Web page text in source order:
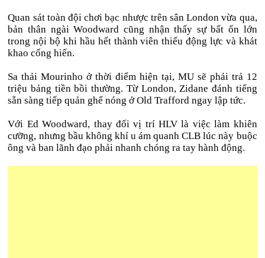
Quan sát toàn đội chơi bạc nhược trên sân London vừa qua,
bản thân ngài Woodward cũng nhận thấy sự bất ổn lớn
trong nội bộ khi hầu hết thành viên thiếu động lực và khát
khao cống hiến.
Sa thải Mourinho ở thời điểm hiện tại, MU sẽ phải trả 12
triệu bảng tiền bồi thường. Từ London, Zidane đánh tiếng
sẵn sàng tiếp quản ghế nóng ở Old Trafford ngay lập tức.
Với Ed Woodward, thay đổi vị trí HLV là việc làm khiên
cưỡng, nhưng bầu không khí u ám quanh CLB lúc này buộc
ông và ban lãnh đạo phải nhanh chóng ra tay hành động.